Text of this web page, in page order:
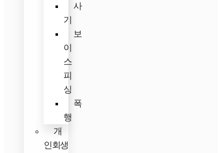
사
기
보
이
스
피
싱
폭
행
개
인회생